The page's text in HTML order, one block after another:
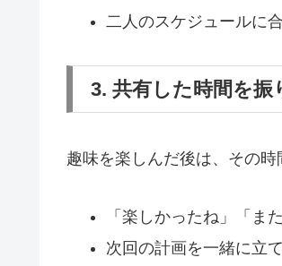
二人のスケジュールに
3. 共有した時間を振
趣味を楽しんだ後は、その時
「楽しかったね」「ま
次回の計画を一緒に立